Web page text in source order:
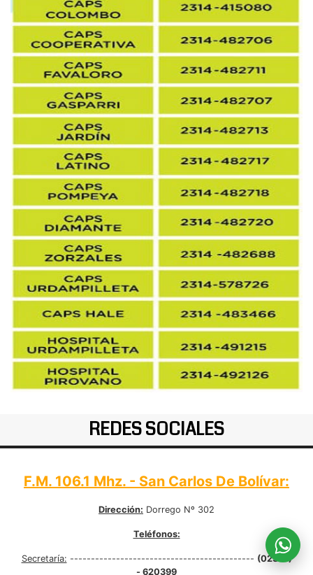
REDES SOCIALES
F.M. 106.1 Mhz. - San Carlos De Bolívar:
Dirección: Dorrego Nº 302
Teléfonos:
Secretaría: -------------------------------------------- (02314)
- 620399